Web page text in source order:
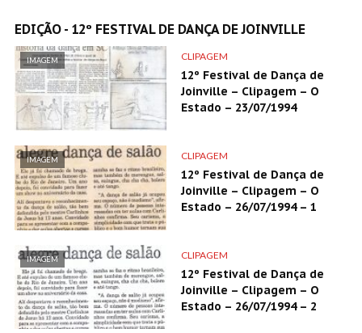
EDIÇÃO - 12º FESTIVAL DE DANÇA DE JOINVILLE
IMAGEM CLIPAGEM
12º Festival de Dança de
Joinville – Clipagem – O
Estado – 23/07/1994
IMAGEM CLIPAGEM
12º Festival de Dança de
Joinville – Clipagem – O
Estado – 26/07/1994 – 1
IMAGEM CLIPAGEM
12º Festival de Dança de
Joinville – Clipagem – O
Estado – 26/07/1994 – 2